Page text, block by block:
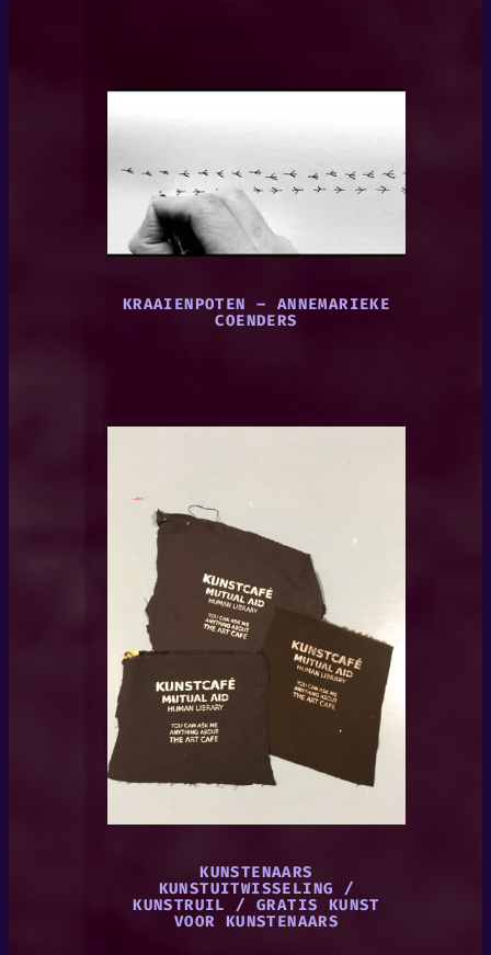
KRAAIENPOTEN – ANNEMARIEKE
COENDERS
KUNSTENAARS
KUNSTUITWISSELING /
KUNSTRUIL / GRATIS KUNST
VOOR KUNSTENAARS